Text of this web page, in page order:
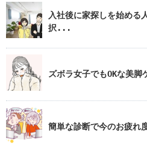
入社後に家探しを始める
択...
ズボラ女子でもOKな美脚
簡単な診断で今のお疲れ